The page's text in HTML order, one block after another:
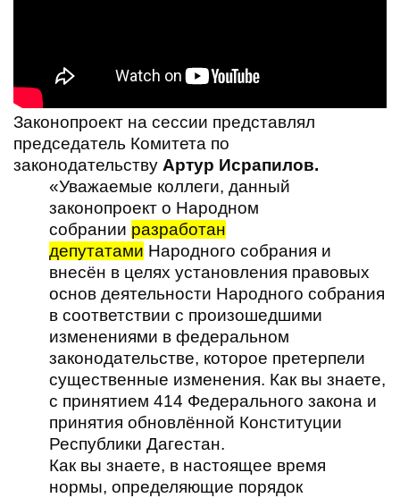
Законопроект на сессии представлял
председатель Комитета по
законодательству Артур Исрапилов.
«Уважаемые коллеги, данный
законопроект о Народном
собрании разработан
депутатами Народного собрания и
внесён в целях установления правовых
основ деятельности Народного собрания
в соответствии с произошедшими
изменениями в федеральном
законодательстве, которое претерпели
существенные изменения. Как вы знаете,
с принятием 414 Федерального закона и
принятия обновлённой Конституции
Республики Дагестан.
Как вы знаете, в настоящее время
нормы, определяющие порядок